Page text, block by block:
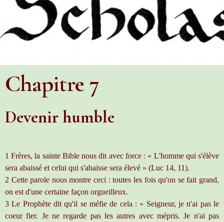
Chapitre 7
Devenir humble
1 Frères, la sainte Bible nous dit avec force : « L'homme qui s'élève
sera abaissé et celui qui s'abaisse sera élevé » (Luc 14, 11).
2 Cette parole nous montre ceci : toutes les fois qu'on se fait grand,
on est d'une certaine façon orgueilleux.
3 Le Prophète dit qu'il se méfie de cela : « Seigneur, je n'ai pas le
coeur fier. Je ne regarde pas les autres avec mépris. Je n'ai pas